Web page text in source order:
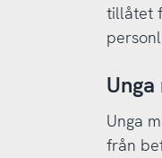
tillåtet
Unga
från